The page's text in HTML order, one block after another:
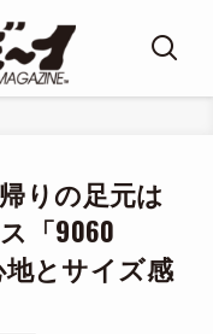
りの足元は
「9060
地とサイズ感